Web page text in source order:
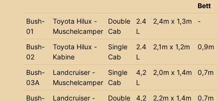
Bett
Bush-
01
Toyota Hilux -
Muschelcamper
Double
Cab
2.4
L
2,4m x 1,3m -
Bush-
02
Toyota Hilux -
Kabine
Single
Cab
2.4
L
2,1m x 1,2m 0,9m
Bush-
03A
Landcruiser -
Muschelcamper
Single
Cab
4,2
L
2,0m x 1,4m 0,7m
Bush-
Landcruiser -
Double
4,2
2,2m x 1,4m 0,7m